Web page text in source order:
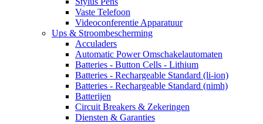
Vaste Telefoon
Videoconferentie Apparatuur
Ups & Stroombescherming
Acculaders
Automatic Power Omschakelautomaten
Batteries - Button Cells - Lithium
Batteries - Rechargeable Standard (li-ion)
Batteries - Rechargeable Standard (nimh)
Batterijen
Circuit Breakers & Zekeringen
Diensten & Garanties